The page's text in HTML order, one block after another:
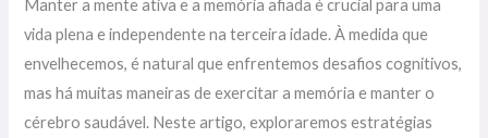
Manter a mente ativa e a memória afiada é crucial para uma
vida plena e independente na terceira idade. À medida que
envelhecemos, é natural que enfrentemos desafios cognitivos,
mas há muitas maneiras de exercitar a memória e manter o
cérebro saudável. Neste artigo, exploraremos estratégias